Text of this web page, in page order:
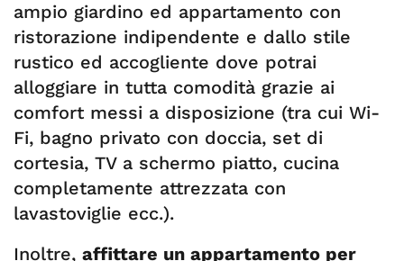
ampio giardino ed appartamento con
ristorazione indipendente e dallo stile
rustico ed accogliente dove potrai
alloggiare in tutta comodità grazie ai
comfort messi a disposizione (tra cui Wi-
Fi, bagno privato con doccia, set di
cortesia, TV a schermo piatto, cucina
completamente attrezzata con
lavastoviglie ecc.).
Inoltre, affittare un appartamento per